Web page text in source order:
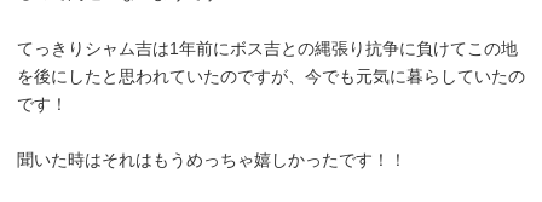
てっきりシャム吉は1年前にボス吉との縄張り抗争に負けてこの地
を後にしたと思われていたのですが、今でも元気に暮らしていたの
です！
聞いた時はそれはもうめっちゃ嬉しかったです！！